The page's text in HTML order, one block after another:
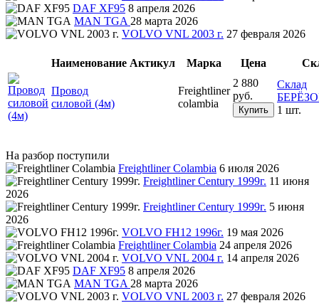
DAF XF95 8 апреля 2026
MAN TGA 28 марта 2026
VOLVO VNL 2003 г. 27 февраля 2026
Наименование Актикул Марка Цена
Провод
силовой (4м)
Freightliner
colambia
2 880
руб.
Купить
Склад
1 шт.
На разбор поступили
Freightliner Colambia 6 июля 2026
Freightliner Century 1999г. 11 июня
2026
Freightliner Century 1999г. 5 июня
2026
VOLVO FH12 1996г. 19 мая 2026
Freightliner Colambia 24 апреля 2026
VOLVO VNL 2004 г. 14 апреля 2026
DAF XF95 8 апреля 2026
MAN TGA 28 марта 2026
VOLVO VNL 2003 г. 27 февраля 2026